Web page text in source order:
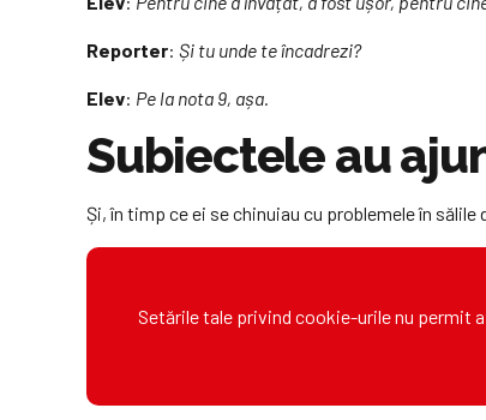
Reporter: Și tu unde te încadrezi?
Elev: Pe la nota 9, așa.
Subiectele au
Și, în timp ce ei se chinuiau cu problemele în
Setările tale privind cookie-urile nu permit